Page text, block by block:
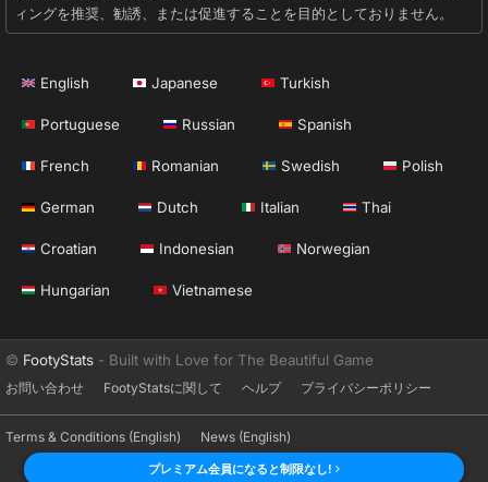
ィングを推奨、勧誘、または促進することを目的としておりません。
English Japanese Turkish
Portuguese Russian Spanish
French Romanian Swedish Polish
German Dutch Italian Thai
Croatian Indonesian Norwegian
Hungarian Vietnamese
© FootyStats - Built with Love for The Beautiful Game
お問い合わせ FootyStatsに関して ヘルプ プライバシーポリシー
Terms & Conditions (English) News (English)
プレミアム会員になると制限なし!